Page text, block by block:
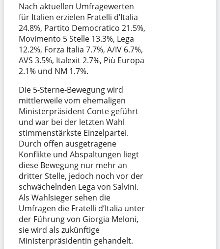
Nach aktuellen Umfragewerten
für Italien erzielen Fratelli d’Italia
24.8%, Partito Democratico 21.5%,
Movimento 5 Stelle 13.3%, Lega
12.2%, Forza Italia 7.7%, A/IV 6.7%,
AVS 3.5%, Italexit 2.7%, Più Europa
2.1% und NM 1.7%.
Die 5-Sterne-Bewegung wird
mittlerweile vom ehemaligen
Ministerpräsident Conte geführt
und war bei der letzten Wahl
stimmenstärkste Einzelpartei.
Durch offen ausgetragene
Konflikte und Abspaltungen liegt
diese Bewegung nur mehr an
dritter Stelle, jedoch noch vor der
schwächelnden Lega von Salvini.
Als Wahlsieger sehen die
Umfragen die Fratelli d’Italia unter
der Führung von Giorgia Meloni,
sie wird als zukünftige
Ministerpräsidentin gehandelt.